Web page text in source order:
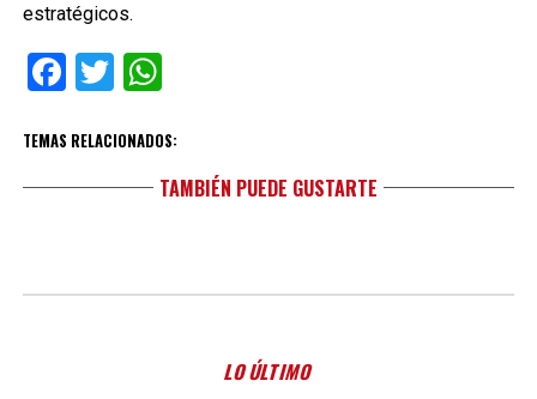
estratégicos.
Facebook
TwitterWhatsApp
TEMAS RELACIONADOS:
TAMBIÉN PUEDE GUSTARTE
LO ÚLTIMO